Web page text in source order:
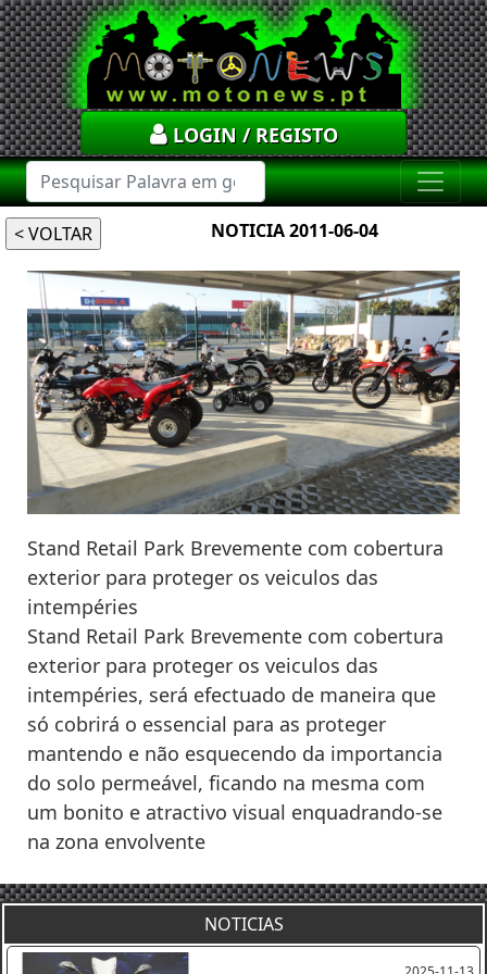
LOGIN / REGISTO
NOTICIA 2011-06-04
Stand Retail Park Brevemente com cobertura
exterior para proteger os veiculos das
intempéries
Stand Retail Park Brevemente com cobertura
exterior para proteger os veiculos das
intempéries, será efectuado de maneira que
só cobrirá o essencial para as proteger
mantendo e não esquecendo da importancia
do solo permeável, ficando na mesma com
um bonito e atractivo visual enquadrando-se
na zona envolvente
NOTICIAS